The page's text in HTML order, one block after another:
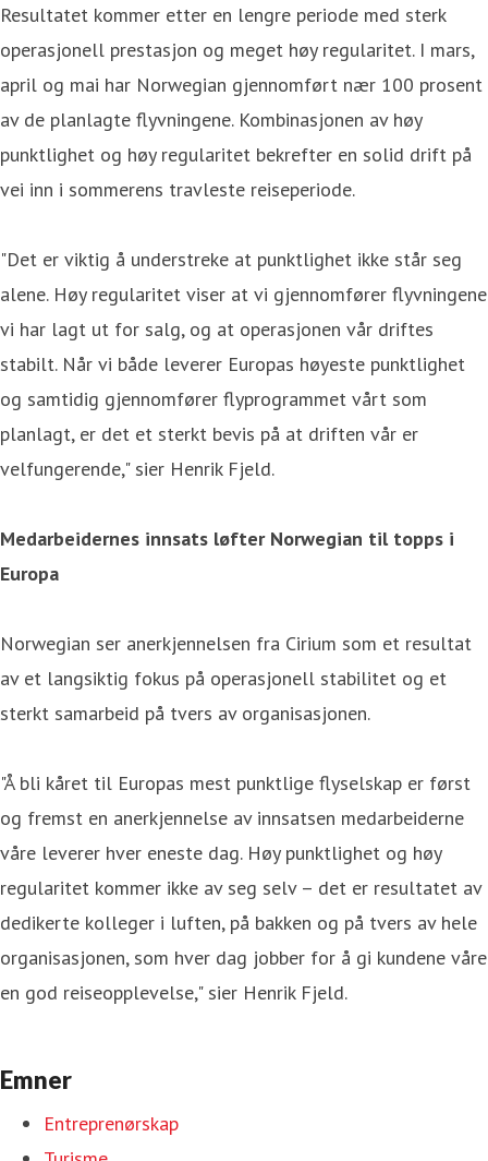
Resultatet kommer etter en lengre periode med sterk
operasjonell prestasjon og meget høy regularitet. I mars,
april og mai har Norwegian gjennomført nær 100 prosent
av de planlagte flyvningene. Kombinasjonen av høy
punktlighet og høy regularitet bekrefter en solid drift på
vei inn i sommerens travleste reiseperiode.
"Det er viktig å understreke at punktlighet ikke står seg
alene. Høy regularitet viser at vi gjennomfører flyvningene
vi har lagt ut for salg, og at operasjonen vår driftes
stabilt. Når vi både leverer Europas høyeste punktlighet
og samtidig gjennomfører flyprogrammet vårt som
planlagt, er det et sterkt bevis på at driften vår er
velfungerende," sier Henrik Fjeld.
Medarbeidernes innsats løfter Norwegian til topps i
Europa
Norwegian ser anerkjennelsen fra Cirium som et resultat
av et langsiktig fokus på operasjonell stabilitet og et
sterkt samarbeid på tvers av organisasjonen.
"Å bli kåret til Europas mest punktlige flyselskap er først
og fremst en anerkjennelse av innsatsen medarbeiderne
våre leverer hver eneste dag. Høy punktlighet og høy
regularitet kommer ikke av seg selv – det er resultatet av
dedikerte kolleger i luften, på bakken og på tvers av hele
organisasjonen, som hver dag jobber for å gi kundene våre
en god reiseopplevelse," sier Henrik Fjeld.
Emner
Entreprenørskap